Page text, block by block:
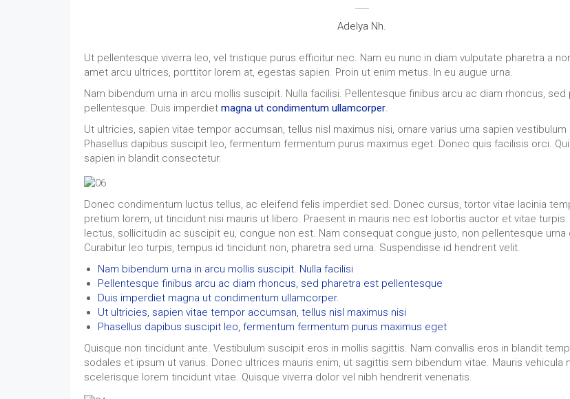
Adelya Nh.
Ut pellentesque viverra leo, vel tristique purus efficitur nec. Nam eu nunc in diam vulputate pharetra a
amet arcu ultrices, porttitor lorem at, egestas sapien. Proin ut enim metus. In eu augue urna.
Nam bibendum urna in arcu mollis suscipit. Nulla facilisi. Pellentesque finibus arcu ac diam rhoncus,
pellentesque. Duis imperdiet magna ut condimentum ullamcorper.
Ut ultricies, sapien vitae tempor accumsan, tellus nisl maximus nisi, ornare varius urna sapien vestibulum
Phasellus dapibus suscipit leo, fermentum fermentum purus maximus eget. Donec quis facilisis orci.
sapien in blandit consectetur.
Donec condimentum luctus tellus, ac eleifend felis imperdiet sed. Donec cursus, tortor vitae lacinia
pretium lorem, ut tincidunt nisi mauris ut libero. Praesent in mauris nec est lobortis auctor et vitae
lectus, sollicitudin ac suscipit eu, congue non est. Nam consequat congue justo, non pellentesque urna
Curabitur leo turpis, tempus id tincidunt non, pharetra sed urna. Suspendisse id hendrerit velit.
Nam bibendum urna in arcu mollis suscipit. Nulla facilisi
Pellentesque finibus arcu ac diam rhoncus, sed pharetra est pellentesque
Duis imperdiet magna ut condimentum ullamcorper.
Ut ultricies, sapien vitae tempor accumsan, tellus nisl maximus nisi
Phasellus dapibus suscipit leo, fermentum fermentum purus maximus eget
Quisque non tincidunt ante. Vestibulum suscipit eros in mollis sagittis. Nam convallis eros in blandit
sodales et ipsum ut varius. Donec ultrices mauris enim, ut sagittis sem bibendum vitae. Mauris vehicula
scelerisque lorem tincidunt vitae. Quisque viverra dolor vel nibh hendrerit venenatis.